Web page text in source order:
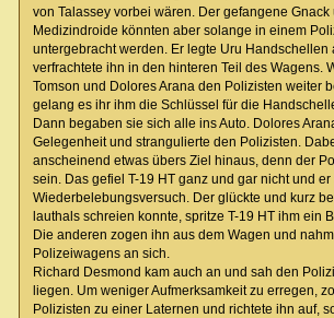
von Talassey vorbei wären. Der gefangene Gnack
Medizindroide könnten aber solange in einem
untergebracht werden. Er legte Uru Handschellen
verfrachtete ihn in den hinteren Teil des Wagens.
Tomson und Dolores Arana den Polizisten weiter
gelang es ihr ihm die Schlüssel für die
Dann begaben sie sich alle ins Auto. Dolores
Gelegenheit und strangulierte den Polizisten.
anscheinend etwas übers Ziel hinaus, denn der
sein. Das gefiel T-19 HT ganz und gar nicht und er
Wiederbelebungsversuch. Der glückte und kurz
lauthals schreien konnte, spritze T-19 HT ihm ein
Die anderen zogen ihn aus dem Wagen und
Polizeiwagens an sich.
Richard Desmond kam auch an und sah den
liegen. Um weniger Aufmerksamkeit zu erregen,
Polizisten zu einer Laternen und richtete ihn auf,